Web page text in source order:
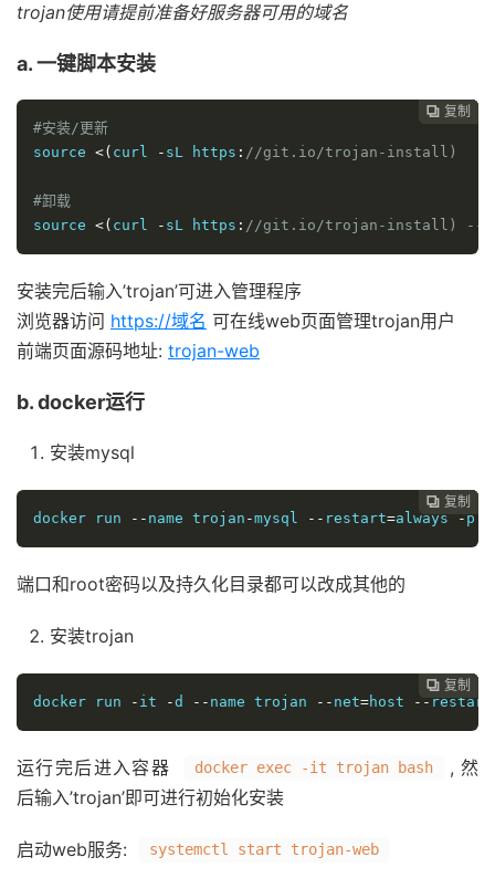
trojan使用请提前准备好服务器可用的域名
a. 一键脚本安装
 复制
 复制
 复制
 复制
 复制
 复制
#安装/更新
source <( curl - sL https : //git.io/trojan-install)
#卸载
source <( curl - sL https : //git.io/trojan-install) --
安装完后输入’trojan’可进入管理程序
浏览器访问 https://域名 可在线web页面管理trojan用户
前端页面源码地址: trojan-web
b. docker运行
安装mysql
 复制
 复制
 复制
 复制
 复制
docker run
-- name trojan -mysql -- restart=always - p
端口和root密码以及持久化目录都可以改成其他的
安装trojan
 复制
 复制
 复制
 复制
docker run
- it -d -- name trojan -- net=host -- restart
运行完后进入容器 docker exec -it trojan bash
, 然
后输入’trojan’即可进行初始化安装
启动web服务: systemctl start trojan-web